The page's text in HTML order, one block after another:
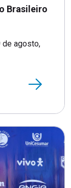
Brasileiro
de agosto,